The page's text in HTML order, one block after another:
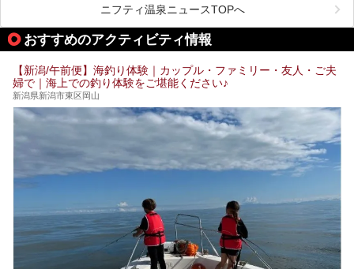
す。
この記事では、弥彦温泉の宿泊に最適なおすすめ宿や、日帰
り施設、グルメスポット、弥彦の自然を堪能できる観光スポ
ットをご紹介します。初めての弥彦温泉旅行を計画している
方に向けて、弥彦温泉の魅力を存分にお伝えしますので、ぜ
ひ参考にしてみてくださいね！
ニフティ温泉ニュースTOPへ
おすすめのアクティビティ情報
【新潟/午前便】海釣り体験｜カップル・ファミリー・友人・ご夫
婦で｜海上での釣り体験をご堪能ください♪
新潟県新潟市東区岡山